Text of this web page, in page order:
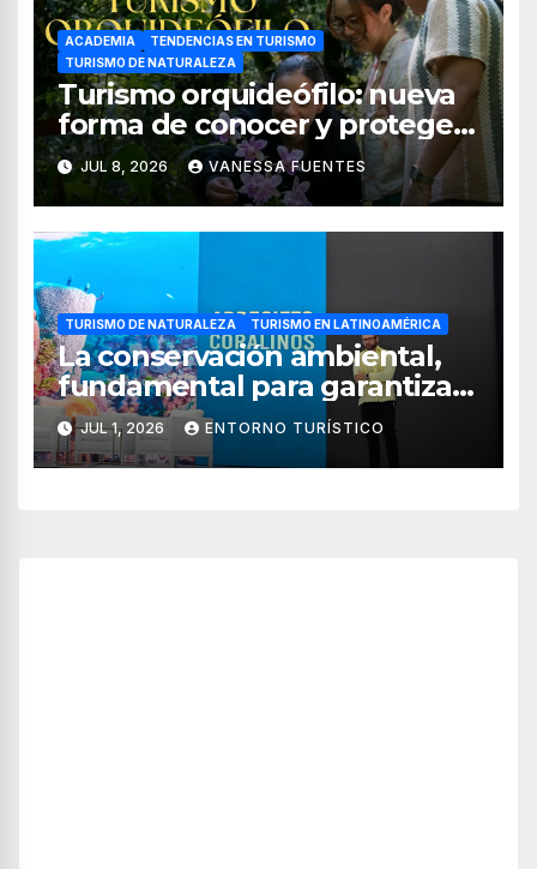
ACADEMIA
TENDENCIAS EN TURISMO
TURISMO DE NATURALEZA
Turismo orquideófilo: nueva
forma de conocer y proteger
las orquídeas de México
JUL 8, 2026 VANESSA FUENTES
TURISMO DE NATURALEZA TURISMO EN LATINOAMÉRICA
La conservación ambiental,
fundamental para garantizar
la sostenibilidad del turismo
JUL 1, 2026 ENTORNO TURÍSTICO